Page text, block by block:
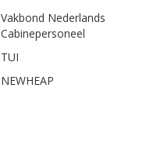
Vakbond Nederlands
Cabinepersoneel
TUI
NEWHEAP